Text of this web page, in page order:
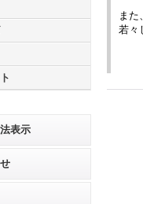
表示
また
若々